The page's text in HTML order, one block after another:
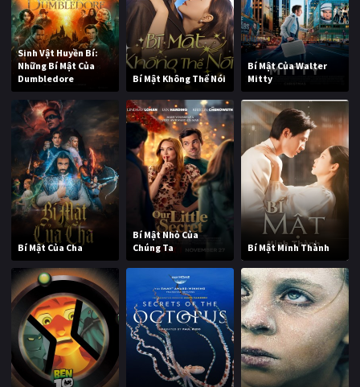
Sinh Vật Huyền Bí:
Những Bí Mật Của
Dumbledore
Bí Mật Không Thể Nói
Bí Mật Của Walter
Mitty
Bí Mật Của Cha
Bí Mật Nhỏ Của
Chúng Ta
Bí Mật Minh Thành